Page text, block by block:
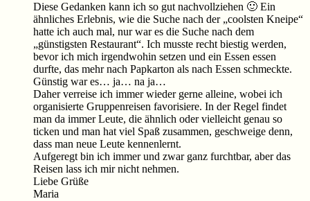
Diese Gedanken kann ich so gut nachvollziehen 🙂 Ein
ähnliches Erlebnis, wie die Suche nach der „coolsten Kneipe“
hatte ich auch mal, nur war es die Suche nach dem
„günstigsten Restaurant“. Ich musste recht biestig werden,
bevor ich mich irgendwohin setzen und ein Essen essen
durfte, das mehr nach Papkarton als nach Essen schmeckte.
Günstig war es… ja… na ja…
Daher verreise ich immer wieder gerne alleine, wobei ich
organisierte Gruppenreisen favorisiere. In der Regel findet
man da immer Leute, die ähnlich oder vielleicht genau so
ticken und man hat viel Spaß zusammen, geschweige denn,
dass man neue Leute kennenlernt.
Aufgeregt bin ich immer und zwar ganz furchtbar, aber das
Reisen lass ich mir nicht nehmen.
Liebe Grüße
Maria